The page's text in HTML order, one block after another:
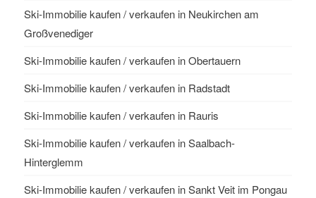
Ski-Immobilie kaufen / verkaufen in Neukirchen am
Großvenediger
Ski-Immobilie kaufen / verkaufen in Obertauern
Ski-Immobilie kaufen / verkaufen in Radstadt
Ski-Immobilie kaufen / verkaufen in Rauris
Ski-Immobilie kaufen / verkaufen in Saalbach-
Hinterglemm
Ski-Immobilie kaufen / verkaufen in Sankt Veit im Pongau